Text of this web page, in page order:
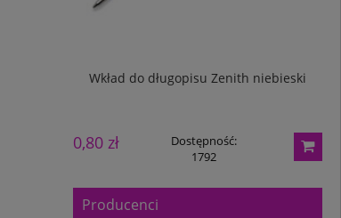
Wkład do długopisu Zenith niebieski
0,80 zł
Dostępność:
1792
Producenci